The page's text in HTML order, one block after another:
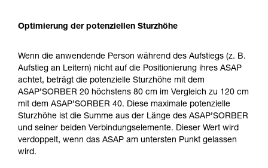
Optimierung der potenziellen Sturzhöhe
Wenn die anwendende Person während des Aufstiegs (z. B.
Aufstieg an Leitern) nicht auf die Positionierung ihres ASAP
achtet, beträgt die potenzielle Sturzhöhe mit dem
ASAP’SORBER 20 höchstens 80 cm im Vergleich zu 120 cm
mit dem ASAP’SORBER 40. Diese maximale potenzielle
Sturzhöhe ist die Summe aus der Länge des ASAP’SORBER
und seiner beiden Verbindungselemente. Dieser Wert wird
verdoppelt, wenn das ASAP am untersten Punkt gelassen
wird.